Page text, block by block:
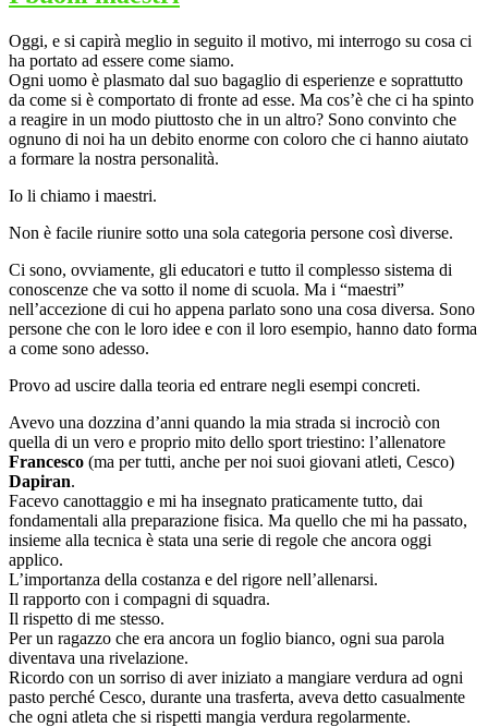
Oggi, e si capirà meglio in seguito il motivo, mi interrogo su cosa ci
ha portato ad essere come siamo.
Ogni uomo è plasmato dal suo bagaglio di esperienze e soprattutto
da come si è comportato di fronte ad esse. Ma cos’è che ci ha spinto
a reagire in un modo piuttosto che in un altro? Sono convinto che
ognuno di noi ha un debito enorme con coloro che ci hanno aiutato
a formare la nostra personalità.
Io li chiamo i maestri.
Non è facile riunire sotto una sola categoria persone così diverse.
Ci sono, ovviamente, gli educatori e tutto il complesso sistema di
conoscenze che va sotto il nome di scuola. Ma i “maestri”
nell’accezione di cui ho appena parlato sono una cosa diversa. Sono
persone che con le loro idee e con il loro esempio, hanno dato forma
a come sono adesso.
Provo ad uscire dalla teoria ed entrare negli esempi concreti.
Avevo una dozzina d’anni quando la mia strada si incrociò con
quella di un vero e proprio mito dello sport triestino: l’allenatore
Francesco (ma per tutti, anche per noi suoi giovani atleti, Cesco)
Dapiran.
Facevo canottaggio e mi ha insegnato praticamente tutto, dai
fondamentali alla preparazione fisica. Ma quello che mi ha passato,
insieme alla tecnica è stata una serie di regole che ancora oggi
applico.
L’importanza della costanza e del rigore nell’allenarsi.
Il rapporto con i compagni di squadra.
Il rispetto di me stesso.
Per un ragazzo che era ancora un foglio bianco, ogni sua parola
diventava una rivelazione.
Ricordo con un sorriso di aver iniziato a mangiare verdura ad ogni
pasto perché Cesco, durante una trasferta, aveva detto casualmente
che ogni atleta che si rispetti mangia verdura regolarmente.